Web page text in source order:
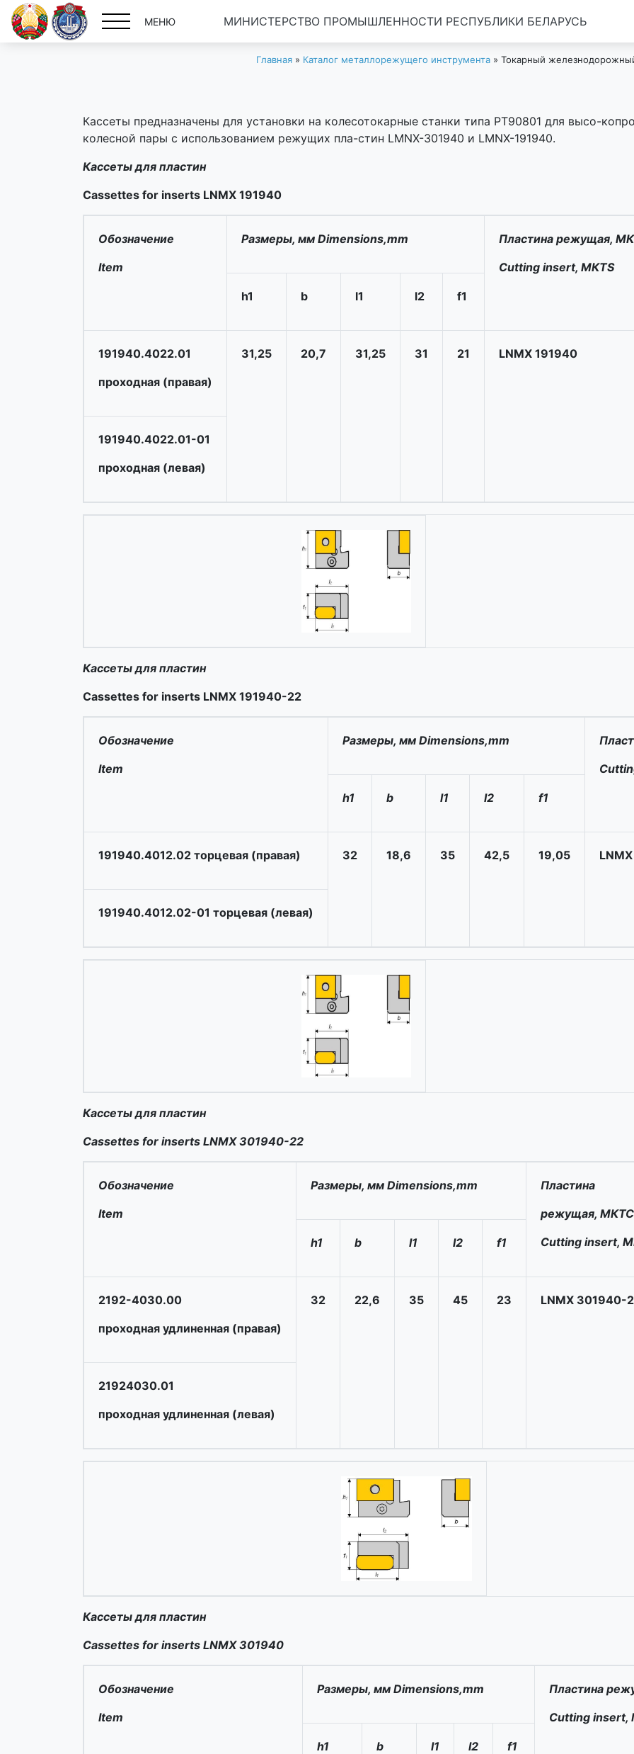
МЕНЮ МИНИСТЕРСТВО ПРОМЫШЛЕННОСТИ РЕСПУБЛИКИ БЕЛАРУСЬ
Главная » Каталог металлорежущего инструмента » Токарный
Кассеты предназначены для установки на колесотокарные станки типа РТ90801 для высо-
колесной пары с использованием режущих пла-стин LMNX-301940 и LMNX-191940.
Кассеты для пластин
Cassettes for inserts LNMX 191940
Обозначение
Item
Размеры, мм Dimensions,mm
Пластина режущая,
Cutting insert, МКТS
h1 b l1 l2 f1
191940.4022.01
проходная (правая)
31,25 20,7 31,25 31 21 LNMX 191940
191940.4022.01-01
проходная (левая)
Кассеты для пластин
Cassettes for inserts LNMX 191940-22
Обозначение
Item
Размеры, мм Dimensions,mm
h1 b l1 l2 f1
191940.4012.02 торцевая (правая) 32 18,6 35 42,5 19,05
191940.4012.02-01 торцевая (левая)
Кассеты для пластин
Cassettes for inserts LNMX 301940-22
Обозначение
Item
Размеры, мм Dimensions,mm
Пластина
режущая, МКТС
Cutting insert,
h1 b l1 l2 f1
2192-4030.00
проходная удлиненная (правая)
32 22,6 35 45 23 LNMX 301940-
21924030.01
проходная удлиненная (левая)
Кассеты для пластин
Cassettes for inserts LNMX 301940
Обозначение
Item
Размеры, мм Dimensions,mm
Пластина
Cutting insert,
h1 b l1 l2 f1